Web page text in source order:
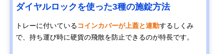
ダイヤルロックを使った3種の施錠方法
トレーに付いているコインカバーが上蓋と連動するしくみ
で、持ち運び時に硬貨の飛散を防止できるのが特長です。